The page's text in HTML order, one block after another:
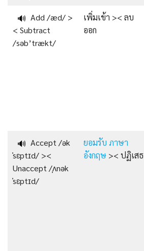
🔊 Add /æd/ >
< Subtract
/səb’trækt/
เพิ่มเข้า >< ลบ
ออก
🔊 Accept /ək
ˈsɛptɪd/ ><
Unaccept /ˌʌnək
ˈsɛptɪd/
ยอมรับ ภาษา
อังกฤษ >< ปฏิเสธ